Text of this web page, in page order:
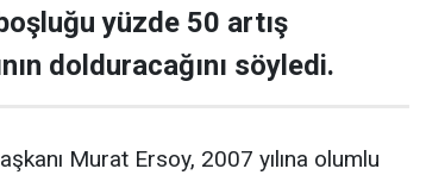
yüzde 50 artış
dolduracağını söyledi.
Murat Ersoy, 2007 yılına olumlu